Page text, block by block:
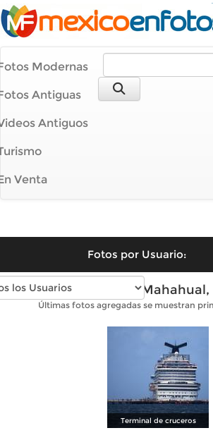
Modernas
Antiguas
Antiguos
Venta
Fotos por Usuario:
Fotos modernas de Mahahual,
Últimas fotos agregadas se muestran
Terminal de cruceros